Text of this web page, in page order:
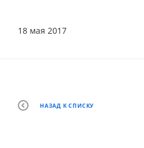
18 мая 2017
НАЗАД К СПИСКУ